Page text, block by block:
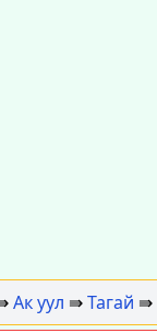
Ак уул ⇛Тагай ⇛